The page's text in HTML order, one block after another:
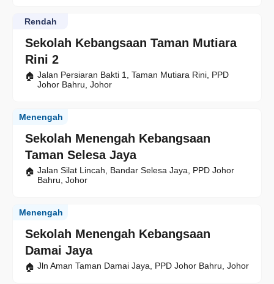
Sekolah Kebangsaan Taman Mutiara
Rini 2
Rendah
Jalan Persiaran Bakti 1, Taman Mutiara Rini, PPD
Johor Bahru, Johor
Sekolah Menengah Kebangsaan
Taman Selesa Jaya
Menengah
Jalan Silat Lincah, Bandar Selesa Jaya, PPD Johor
Bahru, Johor
Sekolah Menengah Kebangsaan
Damai Jaya
Menengah
Jln Aman Taman Damai Jaya, PPD Johor Bahru, Johor